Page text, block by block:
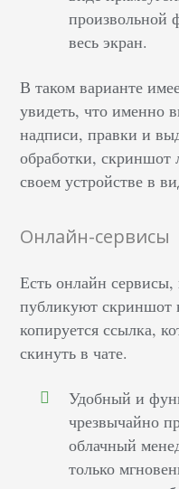
произвольной
весь экран.
В таком варианте
увидеть, что именно
надписи, правки и
обработки, скриншот
своем устройстве в
Онлайн-сервисы
Есть онлайн сервисы,
публикуют скриншот
копируется ссылка,
скинуть в чате.
Удобный и
чрезвычайно
облачный
только